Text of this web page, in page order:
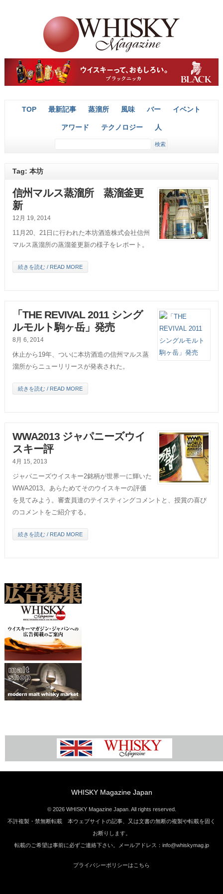
TOP 最新記事 蒸溜所 風味 バー イベント
アワード テクノロジー 人
Tag: 本坊
信州マルス蒸溜所 蒸溜釜更
新
12月 19, 2014
11月20、21日に行われた本坊酒造株式会社信州
マルス蒸溜所の蒸溜釜更新の様子をレポート。
続きを読む / READ MORE
「THE REVIVAL 2011 シング
ルモルト駒ヶ岳」発売
8月 6, 2014
休止から19年、ついに本坊酒造の信州マルス蒸
溜所からニューリリースが発表された。
続きを読む / READ MORE
WWA2013 ジャパニーズウイ
スキー評
4月 15, 2013
ジャパニーズウイスキー2銘柄が世界一に輝いた
WWA2013。あらためてそのウイスキーの評価
を見てみよう。審査員達のテイスティングコメントと、授賞の喜び
のコメントをご紹介する。
続きを読む / READ MORE
WHISKY Magazine Japan
© 2026 WHISKY Magazine Japan. All rights reserved.
不許複製・禁無断転載 本ウェブサイトの記事、又は文書の無断の複製や転載を固く
お断りします。
転載のご希望は事前に必ずご連絡下さい。メールアドレス：info@whiskymag.jp
プライバシーポリシーはこちら